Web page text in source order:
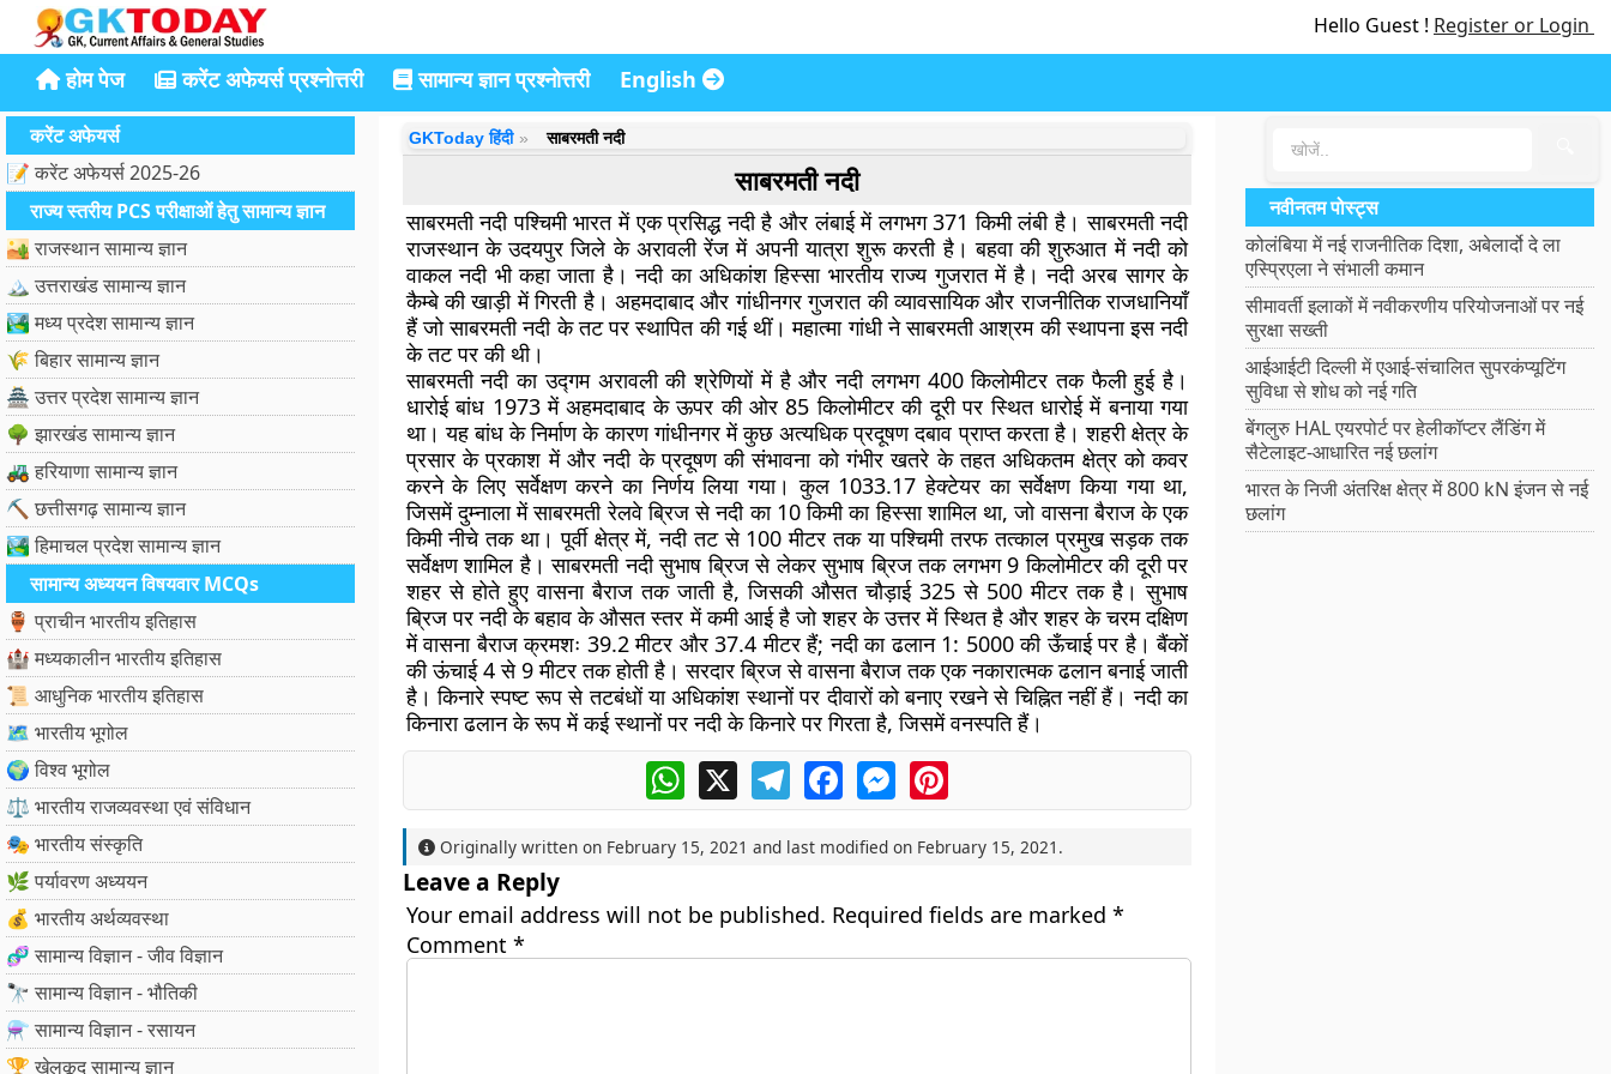
Hello Guest ! Register or Login
होम पेज करेंट अफेयर्स प्रश्नोत्तरी सामान्य ज्ञान प्रश्नोत्तरी English
करेंट अफेयर्स
📝 करेंट अफेयर्स 2025-26
राज्य स्तरीय PCS परीक्षाओं हेतु सामान्य ज्ञान
🏜️ राजस्थान सामान्य ज्ञान
🏔️ उत्तराखंड सामान्य ज्ञान
🏞️ मध्य प्रदेश सामान्य ज्ञान
🌾 बिहार सामान्य ज्ञान
🏯 उत्तर प्रदेश सामान्य ज्ञान
🌳 झारखंड सामान्य ज्ञान
🚜 हरियाणा सामान्य ज्ञान
⛏️ छत्तीसगढ़ सामान्य ज्ञान
🏞️ हिमाचल प्रदेश सामान्य ज्ञान
सामान्य अध्ययन विषयवार MCQs
🏺 प्राचीन भारतीय इतिहास
🏰 मध्यकालीन भारतीय इतिहास
📜 आधुनिक भारतीय इतिहास
🗺️ भारतीय भूगोल
🌍 विश्व भूगोल
⚖️ भारतीय राजव्यवस्था एवं संविधान
🎭 भारतीय संस्कृति
🌿 पर्यावरण अध्ययन
💰 भारतीय अर्थव्यवस्था
🧬 सामान्य विज्ञान - जीव विज्ञान
🔭 सामान्य विज्ञान - भौतिकी
⚗️ सामान्य विज्ञान - रसायन
🏆 खेलकूद सामान्य ज्ञान
GKToday हिंदी साबरमती नदी
साबरमती नदी
साबरमती नदी पश्चिमी भारत में एक प्रसिद्ध नदी है और लंबाई में लगभग 371 किमी लंबी है। साबरमती नदी
राजस्थान के उदयपुर जिले के अरावली रेंज में अपनी यात्रा शुरू करती है। बहवा की शुरुआत में नदी को
वाकल नदी भी कहा जाता है। नदी का अधिकांश हिस्सा भारतीय राज्य गुजरात में है। नदी अरब सागर के
कैम्बे की खाड़ी में गिरती है। अहमदाबाद और गांधीनगर गुजरात की व्यावसायिक और राजनीतिक राजधानियाँ
हैं जो साबरमती नदी के तट पर स्थापित की गई थीं। महात्मा गांधी ने साबरमती आश्रम की स्थापना इस नदी
के तट पर की थी।
साबरमती नदी का उद्गम अरावली की श्रेणियों में है और नदी लगभग 400 किलोमीटर तक फैली हुई है।
धारोई बांध 1973 में अहमदाबाद के ऊपर की ओर 85 किलोमीटर की दूरी पर स्थित धारोई में बनाया गया
था। यह बांध के निर्माण के कारण गांधीनगर में कुछ अत्यधिक प्रदूषण दबाव प्राप्त करता है। शहरी क्षेत्र के
प्रसार के प्रकाश में और नदी के प्रदूषण की संभावना को गंभीर खतरे के तहत अधिकतम क्षेत्र को कवर
करने के लिए सर्वेक्षण करने का निर्णय लिया गया। कुल 1033.17 हेक्टेयर का सर्वेक्षण किया गया था,
जिसमें दुम्नाला में साबरमती रेलवे ब्रिज से नदी का 10 किमी का हिस्सा शामिल था, जो वासना बैराज के एक
किमी नीचे तक था। पूर्वी क्षेत्र में, नदी तट से 100 मीटर तक या पश्चिमी तरफ तत्काल प्रमुख सड़क तक
सर्वेक्षण शामिल है। साबरमती नदी सुभाष ब्रिज से लेकर सुभाष ब्रिज तक लगभग 9 किलोमीटर की दूरी पर
शहर से होते हुए वासना बैराज तक जाती है, जिसकी औसत चौड़ाई 325 से 500 मीटर तक है। सुभाष
ब्रिज पर नदी के बहाव के औसत स्तर में कमी आई है जो शहर के उत्तर में स्थित है और शहर के चरम दक्षिण
में वासना बैराज क्रमशः 39.2 मीटर और 37.4 मीटर हैं; नदी का ढलान 1: 5000 की ऊँचाई पर है। बैंकों
की ऊंचाई 4 से 9 मीटर तक होती है। सरदार ब्रिज से वासना बैराज तक एक नकारात्मक ढलान बनाई जाती
है। किनारे स्पष्ट रूप से तटबंधों या अधिकांश स्थानों पर दीवारों को बनाए रखने से चिह्नित नहीं हैं। नदी का
किनारा ढलान के रूप में कई स्थानों पर नदी के किनारे पर गिरता है, जिसमें वनस्पति हैं।
WhatsApp
X TelegramFacebookMessengerPinterest
Originally written on February 15, 2021 and last modified on February 15, 2021 .
Leave a Reply
Your email address will not be published. Required fields are marked *
Comment *
नवीनतम पोस्ट्स
कोलंबिया में नई राजनीतिक दिशा, अबेलार्दो दे ला
एस्प्रिएला ने संभाली कमान
सीमावर्ती इलाकों में नवीकरणीय परियोजनाओं पर नई
सुरक्षा सख्ती
आईआईटी दिल्ली में एआई-संचालित सुपरकंप्यूटिंग
सुविधा से शोध को नई गति
बेंगलुरु HAL एयरपोर्ट पर हेलीकॉप्टर लैंडिंग में
सैटेलाइट-आधारित नई छलांग
भारत के निजी अंतरिक्ष क्षेत्र में 800 kN इंजन से नई
छलांग